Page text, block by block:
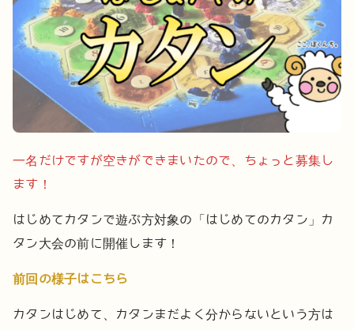
一名だけですが空きができまいたので、ちょっと募集し
ます！
はじめてカタンで遊ぶ方対象の「はじめてのカタン」カ
タン大会の前に開催します！
前回の様子はこちら
カタンはじめて、カタンまだよく分からないという方は